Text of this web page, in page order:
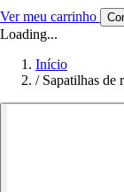
Ver meu carrinho
Loading...
Início
/ Sapatilhas de